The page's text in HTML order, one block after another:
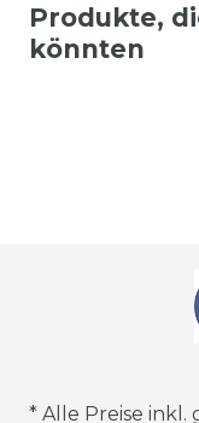
Produkte,
könnten
* Alle Preise